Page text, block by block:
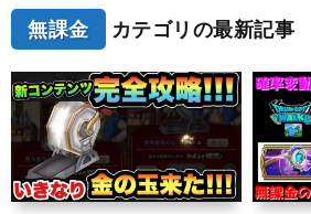
無課金 カテゴリの最新記事